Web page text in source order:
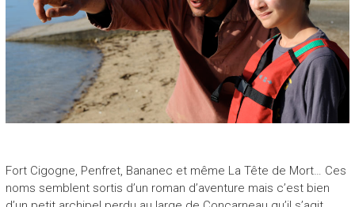
Fort Cigogne, Penfret, Bananec et même La Tête de Mort… Ces
noms semblent sortis d’un roman d’aventure mais c’est bien